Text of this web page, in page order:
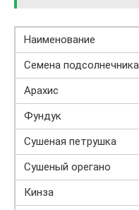
Наименование
Семена подсолнечника
Арахис
Фундук
Сушеная петрушка
Сушеный орегано
Кинза